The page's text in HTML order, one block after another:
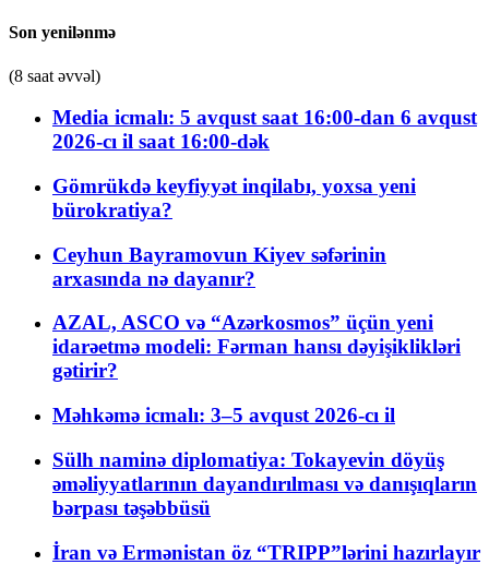
Son yenilənmə
(8 saat əvvəl)
Media icmalı: 5 avqust saat 16:00-dan 6 avqust
2026-cı il saat 16:00-dək
Gömrükdə keyfiyyət inqilabı, yoxsa yeni
bürokratiya?
Ceyhun Bayramovun Kiyev səfərinin
arxasında nə dayanır?
AZAL, ASCO və “Azərkosmos” üçün yeni
idarəetmə modeli: Fərman hansı dəyişiklikləri
gətirir?
Məhkəmə icmalı: 3–5 avqust 2026-cı il
Sülh naminə diplomatiya: Tokayevin döyüş
əməliyyatlarının dayandırılması və danışıqların
bərpası təşəbbüsü
İran və Ermənistan öz “TRIPP”lərini hazırlayır